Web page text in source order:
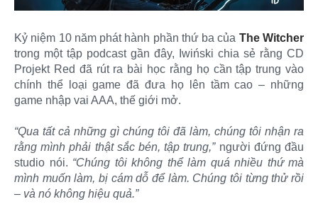
Kỷ niệm 10 năm phát hành phần thứ ba của The Witcher
trong một tập podcast gần đây, Iwiński chia sẻ rằng CD
Projekt Red đã rút ra bài học rằng họ cần tập trung vào
chính thể loại game đã đưa họ lên tầm cao – những
game nhập vai AAA, thế giới mở.
“Qua tất cả những gì chúng tôi đã làm, chúng tôi nhận ra
rằng mình phải thật sắc bén, tập trung,”người đứng đầu
studio nói. “Chúng tôi không thể làm quá nhiều thứ mà
mình muốn làm, bị cám dỗ để làm. Chúng tôi từng thử rồi
– và nó không hiệu quả.”